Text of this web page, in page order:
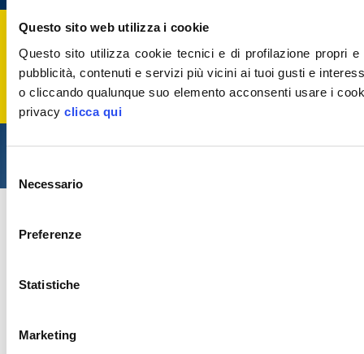
Questo sito web utilizza i cookie
Questo sito utilizza cookie tecnici e di profilazione propri
pubblicità, contenuti e servizi più vicini ai tuoi gusti e
o cliccando qualunque suo elemento acconsenti usare i
privacy clicca qui
delNecessario
Preferenze
Statistiche
Marketing
aggiornato
ISCRIVITI